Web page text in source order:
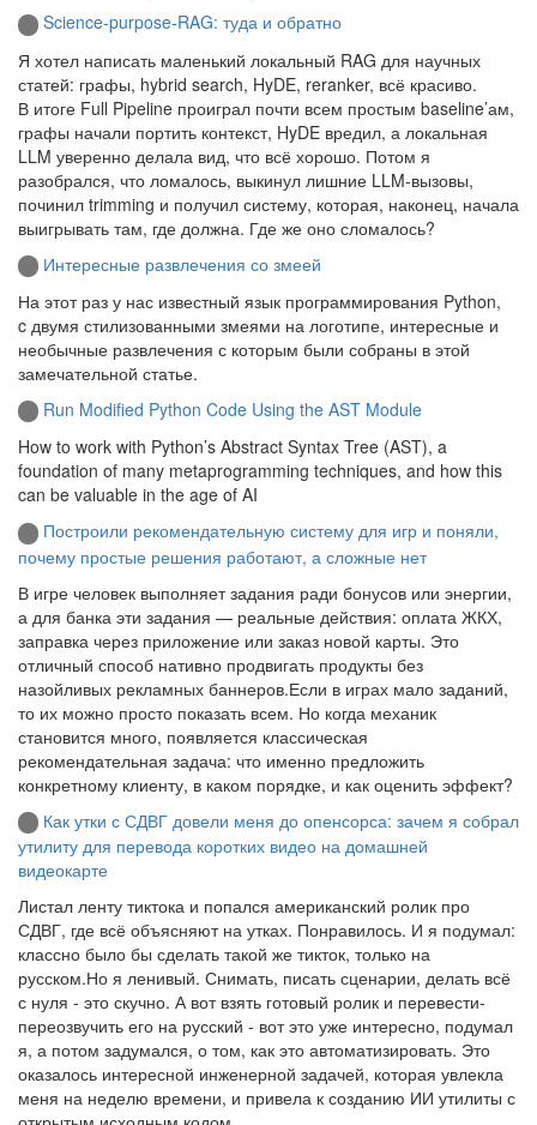
Science‑purpose‑RAG: туда и обратно
Я хотел написать маленький локальный RAG для научных
статей: графы, hybrid search, HyDE, reranker, всё красиво.
В итоге Full Pipeline проиграл почти всем простым baseline’ам,
графы начали портить контекст, HyDE вредил, а локальная
LLM уверенно делала вид, что всё хорошо. Потом я
разобрался, что ломалось, выкинул лишние LLM‑вызовы,
починил trimming и получил систему, которая, наконец, начала
выигрывать там, где должна. Где же оно сломалось?
Интересные развлечения со змеей
На этот раз у нас известный язык программирования Python,
c двумя стилизованными змеями на логотипе, интересные и
необычные развлечения с которым были собраны в этой
замечательной статье.
Run Modified Python Code Using the AST Module
How to work with Python’s Abstract Syntax Tree (AST), a
foundation of many metaprogramming techniques, and how this
can be valuable in the age of AI
Построили рекомендательную систему для игр и поняли,
почему простые решения работают, а сложные нет
В игре человек выполняет задания ради бонусов или энергии,
а для банка эти задания — реальные действия: оплата ЖКХ,
заправка через приложение или заказ новой карты. Это
отличный способ нативно продвигать продукты без
назойливых рекламных баннеров.Если в играх мало заданий,
то их можно просто показать всем. Но когда механик
становится много, появляется классическая
рекомендательная задача: что именно предложить
конкретному клиенту, в каком порядке, и как оценить эффект?
Как утки с СДВГ довели меня до опенсорса: зачем я собрал
утилиту для перевода коротких видео на домашней
видеокарте
Листал ленту тиктока и попался американский ролик про
СДВГ, где всё объясняют на утках. Понравилось. И я подумал:
классно было бы сделать такой же тикток, только на
русском.Но я ленивый. Снимать, писать сценарии, делать всё
с нуля - это скучно. А вот взять готовый ролик и перевести-
переозвучить его на русский - вот это уже интересно, подумал
я, а потом задумался, о том, как это автоматизировать. Это
оказалось интересной инженерной задачей, которая увлекла
меня на неделю времени, и привела к созданию ИИ утилиты с